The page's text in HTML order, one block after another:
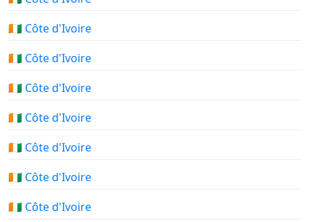
🇨🇮 Côte d'Ivoire
🇨🇮 Côte d'Ivoire
🇨🇮 Côte d'Ivoire
🇨🇮 Côte d'Ivoire
🇨🇮 Côte d'Ivoire
🇨🇮 Côte d'Ivoire
🇨🇮 Côte d'Ivoire